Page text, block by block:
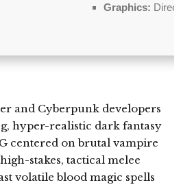
Graphics:
and Cyberpunk developers
hyper-realistic dark fantasy
centered on brutal vampire
stakes, tactical melee
volatile blood magic spells